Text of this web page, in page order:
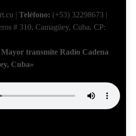
| Teléfono: (+53) 32298673 |
# 310, Camagüey, Cuba. CP:
Mayor transmite Radio Cadena
Cuba»